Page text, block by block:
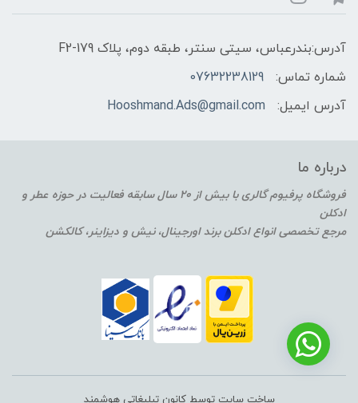
آدرس:بندرعباس، سیتی سنتر، طبقه دوم، پلاک F2-179
شماره تماس:
07632238129
آدرس ایمیل:
Hooshmand.Ads@gmail.com
درباره ما
فروشگاه پرفیوم گالری با بیش از 20 سال سابقه فعالیت در حوزه عطر و
ادکلن
مرجع تخصصی انواع ادکلن برند اورجینال، نیش و دیزاینر، کالکشن
ساخت سایت توسط کانون تبلیغاتی هوشمند